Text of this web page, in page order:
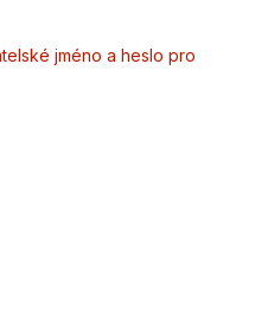
jméno a heslo pro